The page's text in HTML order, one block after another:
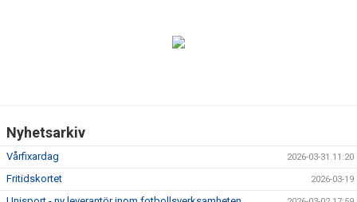
VÅRA LAG
MATCHER
Nyhetsarkiv
Vårfixardag 2026-03-31 11:20
Fritidskortet 2026-03-19